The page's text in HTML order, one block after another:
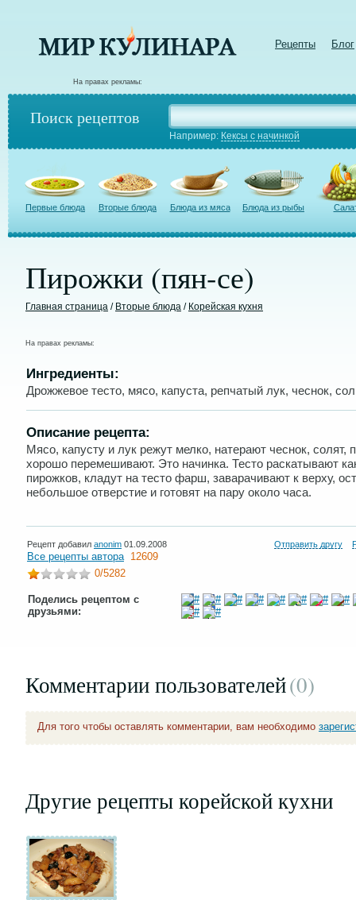
Рецепты Блог
На правах рекламы:
Поиск рецептов
Например: Кексы с начинкой
Первые блюда Вторые блюда Блюда из мяса Блюда из рыбы
Пирожки (пян-се)
Главная страница / Вторые блюда / Корейская кухня
На правах рекламы:
Ингредиенты:
Дрожжевое тесто, мясо, капуста, репчатый лук, чеснок,
Описание рецепта:
Мясо, капусту и лук режут мелко, натерают чеснок, солят,
хорошо перемешивают. Это начинка. Тесто раскатывают
пирожков, кладут на тесто фарш, заварачивают к верху,
небольшое отверстие и готовят на пару около часа.
Рецепт добавил anonim 01.09.2008 Отправить другу
Все рецепты автора 12609
0/5282
Поделись рецептом с
друзьями:
Комментарии пользователей(0)
Для того чтобы оставлять комментарии, вам необходимо
Другие рецепты корейской кухни